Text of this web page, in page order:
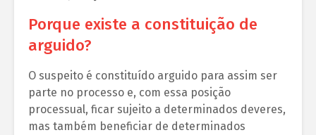
Porque existe a constituição de
arguido?
O suspeito é constituído arguido para assim ser
parte no processo e, com essa posição
processual, ficar sujeito a determinados deveres,
mas também beneficiar de determinados